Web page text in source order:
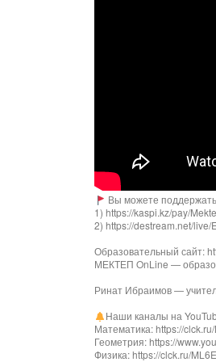
Вы можете
1) https://kaspi.kz/pay/
2) https://destream.net/live/
Образовательный сайт:
МЕКТЕП OnLine —
Ринат Ибраимов —
Наши каналы на
Математика: https://
Геометрия: https://
Физика: https://clck.ru/